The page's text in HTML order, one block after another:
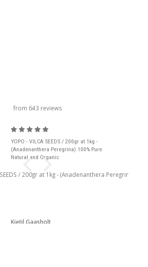
from 643 reviews
YOPO - VILCA SEEDS / 200gr at 1kg -
(Anadenanthera Peregrina) 100% Pure
Natural and Organic
Kjetil Gaasholt